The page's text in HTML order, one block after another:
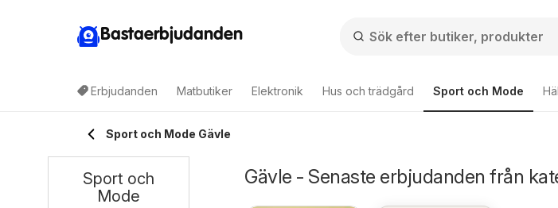
Bastaerbjudanden
Erbjudanden Matbutiker Elektronik Hus och trädgård Sport och Mode
Sport och Mode Gävle
Gävle - Senaste erbjudanden från
Sport och
Mode